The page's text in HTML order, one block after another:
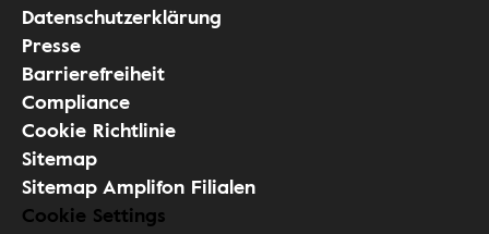
Datenschutzerklärung
Presse
Barrierefreiheit
Compliance
Cookie Richtlinie
Sitemap
Sitemap Amplifon Filialen
Cookie Settings